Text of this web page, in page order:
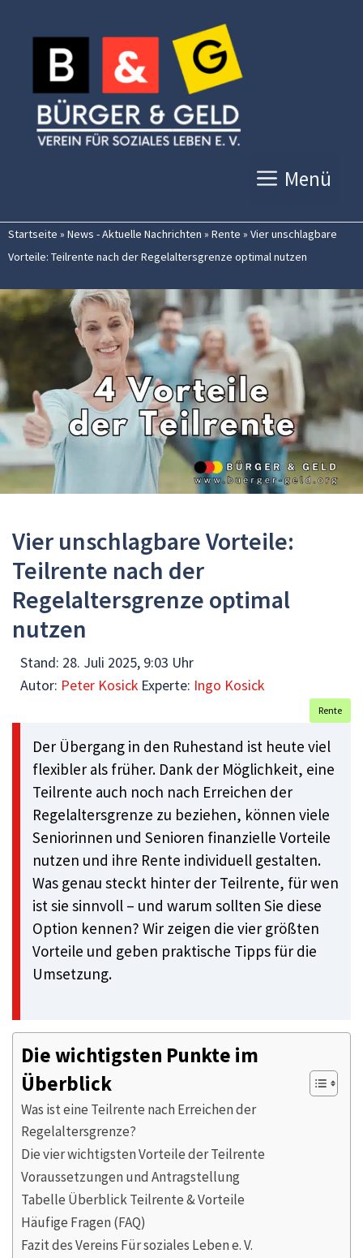
Inhalt
springen
Menü
Startseite » News - Aktuelle Nachrichten » Rente » Vier unschlagbare
Vorteile: Teilrente nach der Regelaltersgrenze optimal nutzen
Vier unschlagbare Vorteile:
Teilrente nach der
Regelaltersgrenze optimal
nutzen
Stand: 28. Juli 2025, 9:03 Uhr
Autor: Peter Kosick Experte: Ingo Kosick
Rente
Der Übergang in den Ruhestand ist heute viel
flexibler als früher. Dank der Möglichkeit, eine
Teilrente auch noch nach Erreichen der
Regelaltersgrenze zu beziehen, können viele
Seniorinnen und Senioren finanzielle Vorteile
nutzen und ihre Rente individuell gestalten.
Was genau steckt hinter der Teilrente, für wen
ist sie sinnvoll – und warum sollten Sie diese
Option kennen? Wir zeigen die vier größten
Vorteile und geben praktische Tipps für die
Umsetzung.
Die wichtigsten Punkte im
Überblick
Was ist eine Teilrente nach Erreichen der
Regelaltersgrenze?
Die vier wichtigsten Vorteile der Teilrente
Voraussetzungen und Antragstellung
Tabelle Überblick Teilrente & Vorteile
Häufige Fragen (FAQ)
Fazit des Vereins Für soziales Leben e. V.